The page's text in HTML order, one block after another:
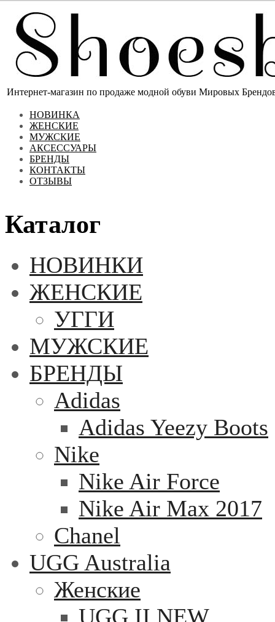
Интернет-магазин по продаже модной обуви Мировых
НОВИНКА
ЖЕНСКИЕ
МУЖСКИЕ
АКСЕССУАРЫ
БРЕНДЫ
КОНТАКТЫ
ОТЗЫВЫ
Каталог
НОВИНКИ
ЖЕНСКИЕ
УГГИ
МУЖСКИЕ
БРЕНДЫ
Adidas
Adidas Yeezy Boots
Nike
Nike Air Force
Nike Air Max 2017
Chanel
UGG Australia
Женские
UGG II NEW